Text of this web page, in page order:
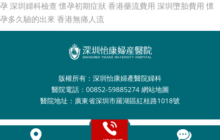
孕 深圳婦科檢查 懷孕初期症狀 香港藥流費用 深圳墮胎費用 懷
孕多久驗的出來 香港無痛人流
版權所有：深圳怡康婦產醫院婦科
醫院電話：00852-59885274 網站地圖
醫院地址：廣東省深圳市羅湖區紅桂路1018號